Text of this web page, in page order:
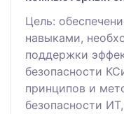
Цель:
навыками,
поддержки
безопасности
принципов и
безопасности